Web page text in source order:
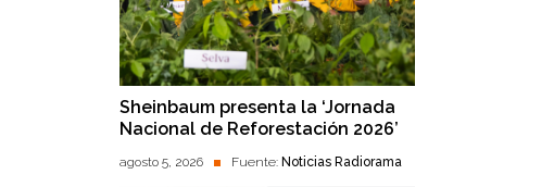
Sheinbaum presenta la ‘Jornada
Nacional de Reforestación 2026’
agosto 5, 2026 Fuente: Noticias Radiorama